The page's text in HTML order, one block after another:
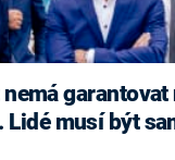
Lidé musí být